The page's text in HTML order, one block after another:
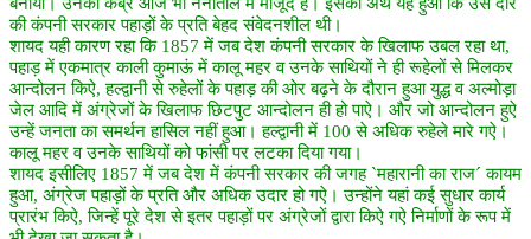
की कंपनी सरकार पहाड़ों के प्रति बेहद संवेदनशील थी।
शायद यही कारण रहा कि 1857 में जब देश कंपनी सरकार के खिलाफ उबल रहा था,
पहाड़ में एकमात्र काली कुमाऊं में कालू महर व उनके साथियों ने ही रूहेलों से मिलकर
आन्दोलन किऐ, हल्द्वानी से रुहेलों के पहाड़ की ओर बढ़ने के दौरान हुआ युद्ध व अल्मोड़ा
जेल आदि में अंग्रेजों के खिलाफ छिटपुट आन्दोलन ही हो पाऐ। और जो आन्दोलन हुऐ
उन्हें जनता का समर्थन हासिल नहीं हुआ। हल्द्वानी में 100 से अधिक रुहेले मारे गऐ।
कालू महर व उनके साथियों को फांसी पर लटका दिया गया।
शायद इसीलिए 1857 में जब देश में कंपनी सरकार की जगह `महारानी का राज´ कायम
हुआ, अंग्रेज पहाड़ों के प्रति और अधिक उदार हो गऐ। उन्होंने यहां कई सुधार कार्य
प्रारंभ किऐ, जिन्हें पूरे देश से इतर पहाड़ों पर अंग्रेजों द्वारा किऐ गऐ निर्माणों के रूप में